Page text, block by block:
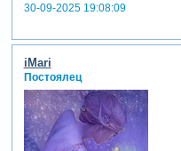
30-09-2025 19:08:09
iMari
Постоялец